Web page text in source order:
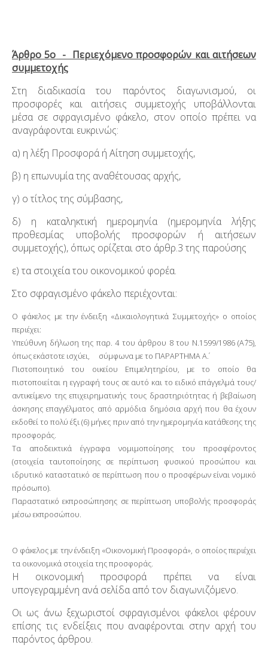
Άρθρο 5ο - Περιεχόμενο προσφορών και αιτήσεων
συμμετοχής
Στη διαδικασία του παρόντος διαγωνισμού, οι
προσφορές και αιτήσεις συμμετοχής υποβάλλονται
μέσα σε σφραγισμένο φάκελο, στον οποίο πρέπει να
αναγράφονται ευκρινώς:
α) η λέξη Προσφορά ή Αίτηση συμμετοχής,
β) η επωνυμία της αναθέτουσας αρχής,
γ) ο τίτλος της σύμβασης,
δ) η καταληκτική ημερομηνία (ημερομηνία λήξης
προθεσμίας υποβολής προσφορών ή αιτήσεων
συμμετοχής), όπως ορίζεται στο άρθρ.3 της παρούσης
ε) τα στοιχεία του οικονομικού φορέα.
Στο σφραγισμένο φάκελο περιέχονται:
Ο φάκελος με την ένδειξη «Δικαιολογητικά Συμμετοχής» ο οποίος
περιέχει:
Υπεύθυνη δήλωση της παρ. 4 του άρθρου 8 του Ν.1599/1986 (Α΄75),
όπως εκάστοτε ισχύει, σύμφωνα με το ΠΑΡΑΡΤΗΜΑ Α΄.
Πιστοποιητικό του οικείου Επιμελητηρίου, με το οποίο θα
πιστοποιείται η εγγραφή τους σε αυτό και το ειδικό επάγγελμά τους/
αντικείμενο της επιχειρηματικής τους δραστηριότητας ή βεβαίωση
άσκησης επαγγέλματος από αρμόδια δημόσια αρχή που θα έχουν
εκδοθεί το πολύ έξι (6) μήνες πριν από την ημερομηνία κατάθεσης της
προσφοράς.
Τα αποδεικτικά έγγραφα νομιμοποίησης του προσφέροντος
(στοιχεία ταυτοποίησης σε περίπτωση φυσικού προσώπου και
ιδρυτικό καταστατικό σε περίπτωση που ο προσφέρων είναι νομικό
πρόσωπο).
Παραστατικό εκπροσώπησης σε περίπτωση υποβολής προσφοράς
μέσω εκπροσώπου.
Ο φάκελος με την ένδειξη «Οικονομική Προσφορά», ο οποίος περιέχει
τα οικονομικά στοιχεία της προσφοράς.
Η οικονομική προσφορά πρέπει να είναι
υπογεγραμμένη ανά σελίδα από τον διαγωνιζόμενο.
Οι ως άνω ξεχωριστοί σφραγισμένοι φάκελοι φέρουν
επίσης τις ενδείξεις που αναφέρονται στην αρχή του
παρόντος άρθρου.